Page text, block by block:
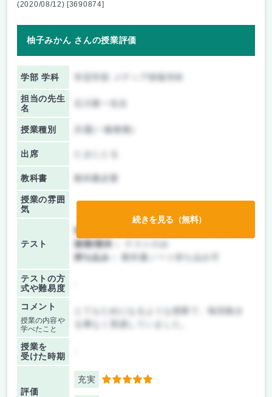
(2020/08/12) [3690874]
柚子みかん さんの授業評価
学部 学科 学芸学部 メディア情報学科
担当の先生
名
授業種別 共通(一般教養)
出席
教科書 教科書必要
授業の雰囲
気
テスト
前期/中間：
後期/期末：
持ち込み：
教科書ノート持ち込み可
テストの方
式や難易度
コメント
授業の内容や
学べたこと
とてもためになるような授業で、毎回飽き
授業を
受けた時期
評価
充実 5
続きを見る（無料）